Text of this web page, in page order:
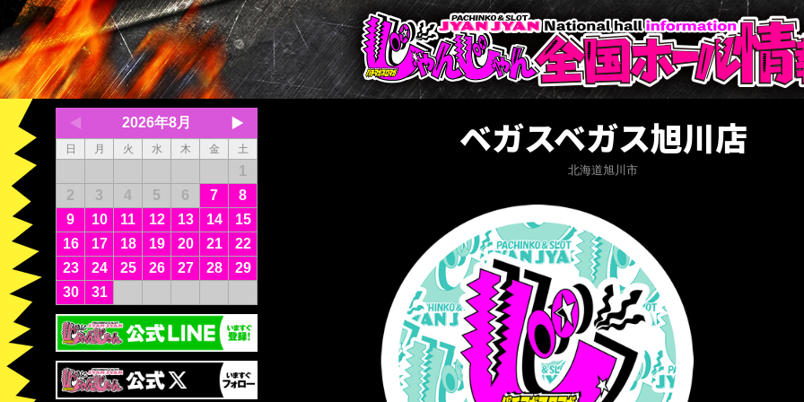
2026年8月
日 月 火 水 木 金 土
1
2
3 4 5 6 7
8
9
10 11 12 13 14
15
16
17 18 19 20 21
22
23
24 25 26 27 28
29
30
31
ベガスベガス旭川店
北海道旭川市